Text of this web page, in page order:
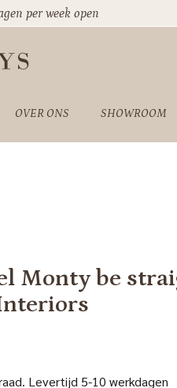
per week open
OVER ONS SHOWROOM
Monty be
Levertijd 5-10 werkdagen